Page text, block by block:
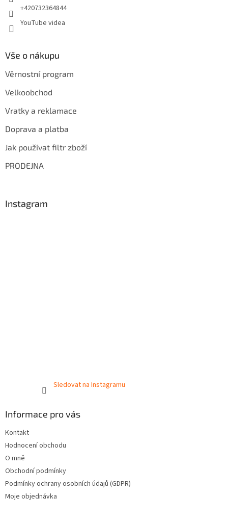
+420732364844
YouTube videa
Vše o nákupu
Věrnostní program
Velkoobchod
Vratky a reklamace
Doprava a platba
Jak používat filtr zboží
PRODEJNA
Instagram
Sledovat na Instagramu
Informace pro vás
Kontakt
Hodnocení obchodu
O mně
Obchodní podmínky
Podmínky ochrany osobních údajů (GDPR)
Moje objednávka